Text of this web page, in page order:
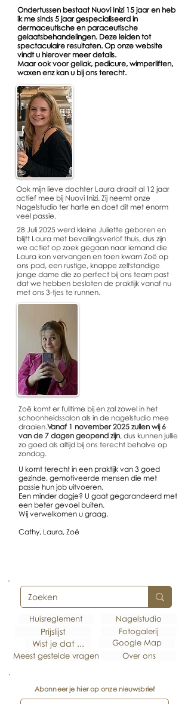
Ondertussen bestaat Nuovi Inizi 15 jaar en heb
ik me sinds 5 jaar gespecialiseerd in
dermaceutische en paraceutische
gelaatsbehandelingen. Deze leiden tot
spectaculaire resultaten. Op onze website
vindt u hierover meer details.
Maar ook voor gellak, pedicure, wimperliften,
waxen enz kan u bij ons terecht.
Ook mijn lieve dochter Laura draait al 12 jaar
actief mee bij Nuovi Inizi. Zij neemt onze
Nagelstudio ter harte en doet dit met enorm
veel passie.
28 Juli 2025 werd kleine Juliette geboren en
blijft Laura met bevallingsverlof thuis, dus zijn
we actief op zoek gegaan naar iemand die
Laura kon vervangen en toen kwam Zoë op
ons pad, een rustige, knappe zelfstandige
jonge dame die zo perfect bij ons team past
dat we hebben besloten de praktijk vanaf nu
met ons 3-tjes te runnen.
Zoë komt er fulltime bij en zal zowel in het
schoonheidssalon als in de nagelstudio mee
draaien.Vanaf 1 november 2025 zullen wij 6
van de 7 dagen geopend zijn, dus kunnen jullie
zo goed als altijd bij ons terecht behalve op
zondag.
U komt terecht in een praktijk van 3 goed
gezinde, gemotiveerde mensen die met
passie hun job uitvoeren.
Een minder dagje? U gaat gegarandeerd met
een beter gevoel buiten.
Wij verwelkomen u graag,
Cathy, Laura, Zoë
Huisreglement
Prijslijst
Wist je dat ...
Meest gestelde vragen
Nagelstudio
Fotogalerij
Google Map
Over ons
Abonneer je hier op onze nieuwsbrief